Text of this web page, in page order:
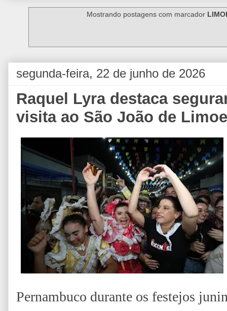
Mostrando postagens com marcador
segunda-feira, 22 de junho de 2026
Raquel Lyra destaca
visita ao São João de
Pernambuco durante os festejos